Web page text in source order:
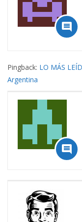

Pingback: LO MÁS
Argentina
